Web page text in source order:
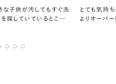
な子供が汚してもすぐ洗
探していているところ、
とても気持
よりオーバ